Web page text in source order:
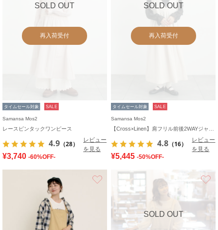
SOLD OUT
再入荷受付
タイムセール対象 SALE
Samansa Mos2
レースピンタックワンピース
4.9 （28）
レビュー
を見る
¥3,740 -60%OFF-
SOLD OUT
再入荷受付
タイムセール対象 SALE
Samansa Mos2
4.8 （16）
レビュー
を見る
¥5,445 -50%OFF-
お気に入り
SOLD OUT